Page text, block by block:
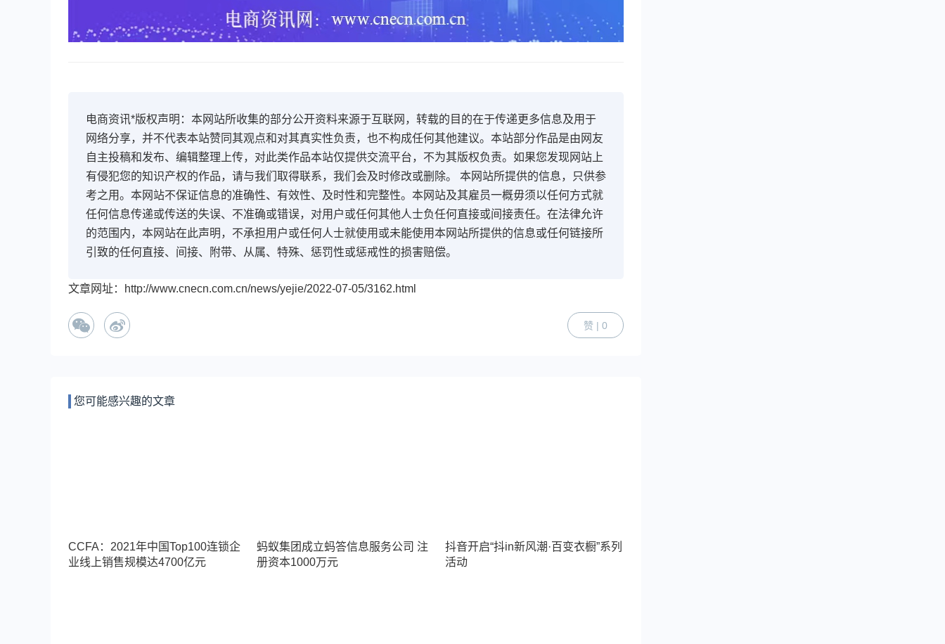
电商资讯*版权声明：本网站所收集的部分公开资料来源于互联网，转载的目的在于传递更多信息及用于
网络分享，并不代表本站赞同其观点和对其真实性负责，也不构成任何其他建议。本站部分作品是由网友
自主投稿和发布、编辑整理上传，对此类作品本站仅提供交流平台，不为其版权负责。如果您发现网站上
有侵犯您的知识产权的作品，请与我们取得联系，我们会及时修改或删除。 本网站所提供的信息，只供参
考之用。本网站不保证信息的准确性、有效性、及时性和完整性。本网站及其雇员一概毋须以任何方式就
任何信息传递或传送的失误、不准确或错误，对用户或任何其他人士负任何直接或间接责任。在法律允许
的范围内，本网站在此声明，不承担用户或任何人士就使用或未能使用本网站所提供的信息或任何链接所
引致的任何直接、间接、附带、从属、特殊、惩罚性或惩戒性的损害赔偿。
文章网址：http://www.cnecn.com.cn/news/yejie/2022-07-05/3162.html
赞 | 0
您可能感兴趣的文章
CCFA：2021年中国Top100连锁企
业线上销售规模达4700亿元
蚂蚁集团成立蚂答信息服务公司 注
册资本1000万元
抖音开启“抖in新风潮·百变衣橱”系列
活动